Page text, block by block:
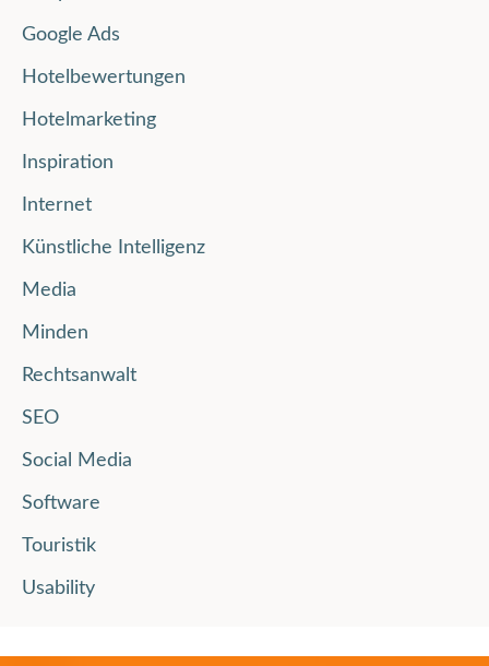
Google Ads
Hotelbewertungen
Hotelmarketing
Inspiration
Internet
Künstliche Intelligenz
Media
Minden
Rechtsanwalt
SEO
Social Media
Software
Touristik
Usability